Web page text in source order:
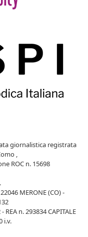
giornalistica registrata
,
ROC n. 15698
MERONE (CO) -
n. 293834 CAPITALE
i.v.